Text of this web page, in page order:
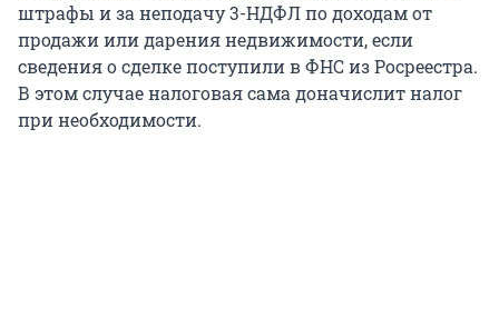
штрафы и за неподачу 3-НДФЛ по доходам от
продажи или дарения недвижимости, если
сведения о сделке поступили в ФНС из Росреестра.
В этом случае налоговая сама доначислит налог
при необходимости.